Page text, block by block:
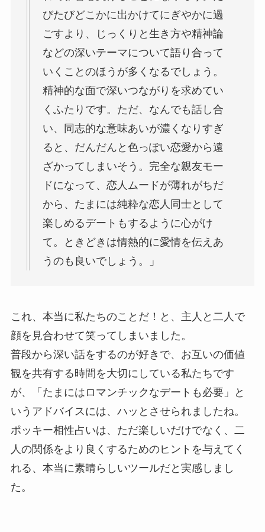
びたびどこかに出かけてにぎやかに過
ごすより、じっくりと生き方や精神論
などの深いテーマについて語り合って
いくことのほうが多くなるでしょう。
精神的な面で深いつながりを求めてい
くふたりです。ただ、なんでも話し合
い、同志的な意味あいが濃くなりすぎ
ると、だんだんと色っぽい恋愛から遠
ざかってしまいそう。完全な親友モー
ドになって、恋人ムードが薄れがちだ
から、たまには純粋な恋人同士として
楽しめるデートもするように心がけ
て。ときどきは情熱的に愛情を伝えあ
うのも良いでしょう。」
これ、本当に私たちのことだ！と、主人と二人で
顔を見合わせて笑ってしまいました。
普段から深い話をするのが好きで、お互いの価値
観を共有する時間を大切にしている私たちです
が、「たまにはロマンチックなデートも必要」と
いうアドバイスには、ハッとさせられましたね。
ポッキー相性占いは、ただ楽しいだけでなく、二
人の関係をより良くするためのヒントを与えてく
れる、本当に素晴らしいツールだと実感しまし
た。